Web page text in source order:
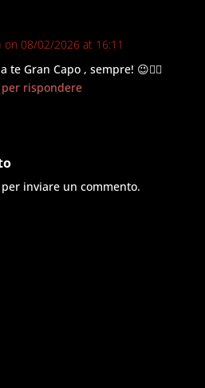
on 08/02/2026 at 16:11
te Gran Capo , sempre! 😉👍🏻
per rispondere
inviare un commento.